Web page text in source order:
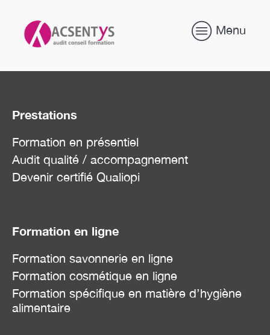
Menu
Prestations
Formation en présentiel
Audit qualité / accompagnement
Devenir certifié Qualiopi
Formation en ligne
Formation savonnerie en ligne
Formation cosmétique en ligne
Formation spécifique en matière d’hygiène
alimentaire